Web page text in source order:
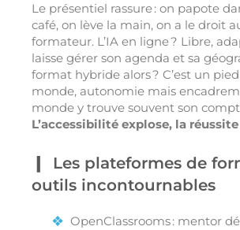
Le présentiel rassure : on papote
café, on lève la main, on a le droit
formateur. L’IA en ligne ? Libre,
laisse gérer son agenda et sa
format hybride alors ? C’est un
monde, autonomie mais
monde y trouve souvent son
L’accessibilité explose, la
Les plateformes de
outils incontournables
OpenClassrooms : mentor